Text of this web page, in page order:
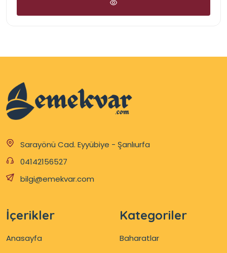
Sarayönü Cad. Eyyübiye - Şanlıurfa
04142156527
bilgi@emekvar.com
İçerikler
Anasayfa
Kategoriler
Baharatlar